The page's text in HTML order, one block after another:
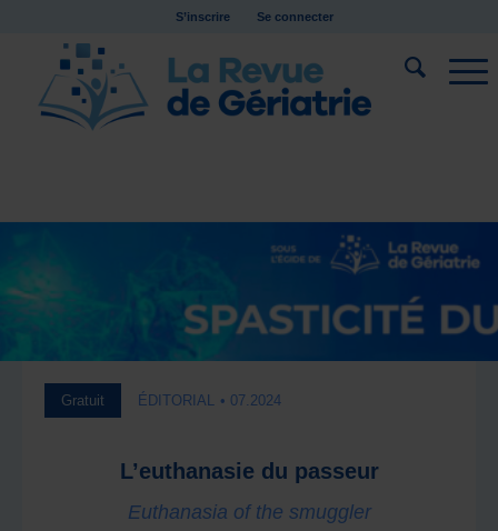
S’inscrire Se connecter
Gratuit ÉDITORIAL • 07.2024
L’euthanasie du passeur
Euthanasia of the smuggler